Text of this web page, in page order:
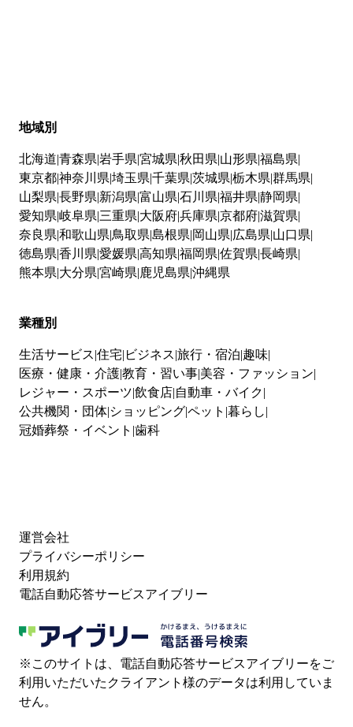
地域別
北海道 青森県 岩手県 宮城県 秋田県 山形県 福島県
東京都神奈川県 埼玉県 千葉県 茨城県 栃木県 群馬県
山梨県 長野県 新潟県 富山県 石川県 福井県 静岡県
愛知県 岐阜県 三重県 大阪府兵庫県 京都府滋賀県
奈良県 和歌山県 鳥取県 島根県 岡山県 広島県 山口県
徳島県 香川県 愛媛県 高知県 福岡県 佐賀県 長崎県
熊本県 大分県 宮崎県 鹿児島県 沖縄県
業種別
生活サービス 住宅 ビジネス 旅行・宿泊 趣味
医療・健康・介護教育・習い事 美容・ファッション
レジャー・スポーツ 飲食店 自動車・バイク
公共機関・団体 ショッピングペット 暮らし
冠婚葬祭・イベント 歯科
運営会社
プライバシーポリシー
利用規約
電話自動応答サービスアイブリー
※このサイトは、電話自動応答サービスアイブリーをご
利用いただいたクライアント様のデータは利用していま
せん。